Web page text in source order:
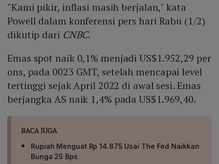
"Kami pikir, inflasi masih berjalan," kata
Powell dalam konferensi pers hari Rabu (1/2)
dikutip dari CNBC.
Emas spot naik 0,1% menjadi US$1.952,29 per
ons, pada 0023 GMT, setelah mencapai level
tertinggi sejak April 2022 di awal sesi. Emas
berjangka AS naik 1,4% pada US$1.969,40.
BACA JUGA
Rupiah Menguat Rp 14.875 Usai The Fed Naikkan
Bunga 25 Bps